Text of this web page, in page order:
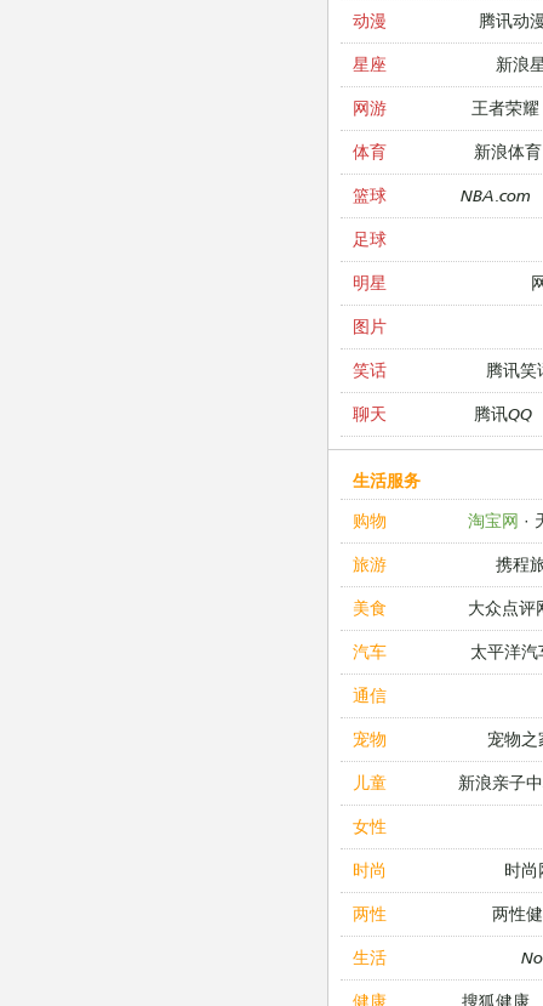
动漫 腾讯动
星座 新浪
网游 王者荣耀
体育 新浪体育
篮球 NBA.com
足球
明星
图片
笑话 腾讯笑
聊天 腾讯QQ
生活服务
购物
淘宝网 ·
旅游 携程
美食 大众点评
汽车 太平洋汽
通信
宠物 宠物之
儿童 新浪亲子
女性
时尚 时尚
两性 两性
生活
健康 搜狐健康